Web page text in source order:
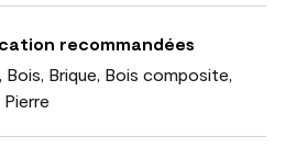
recommandées
Brique, Bois composite,